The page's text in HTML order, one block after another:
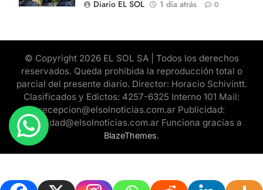
Diario EL SOL
1 día atrás 0
© Copyright 2026 EL SOL SA | Todos los derechos
reservados. Queda prohibida la reproducción total o
parcial del presente diario. Director: Horacio Schivintt.
Clasificados y Edictos: 4257-6325 Interno 101 Mail:
recepcion@elsolnoticias.com.ar Publicidad:
publicidad@elsolnoticias.com.ar Funciona gracias a
BlazeThemes.